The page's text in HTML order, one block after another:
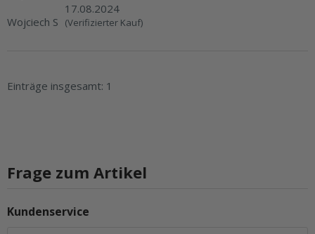
Wojciech S
17.08.2024
(Verifizierter Kauf)
Einträge insgesamt: 1
Frage zum Artikel
Kundenservice